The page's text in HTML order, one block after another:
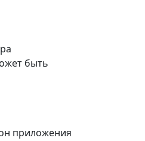
быть
приложения